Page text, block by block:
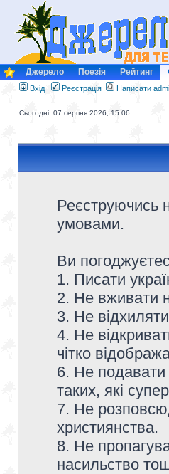
Джерело Поезія Рейтинг
Вхід Реєстрація Написати
Сьогодні: 07 серпня 2026, 15:06
Реєструючись
умовами.
Ви
1. Писати
2. Не вживати
3. Не
4. Не
чітко
6. Не подавати
таких, які
7. Не
християнства.
8. Не
насильство